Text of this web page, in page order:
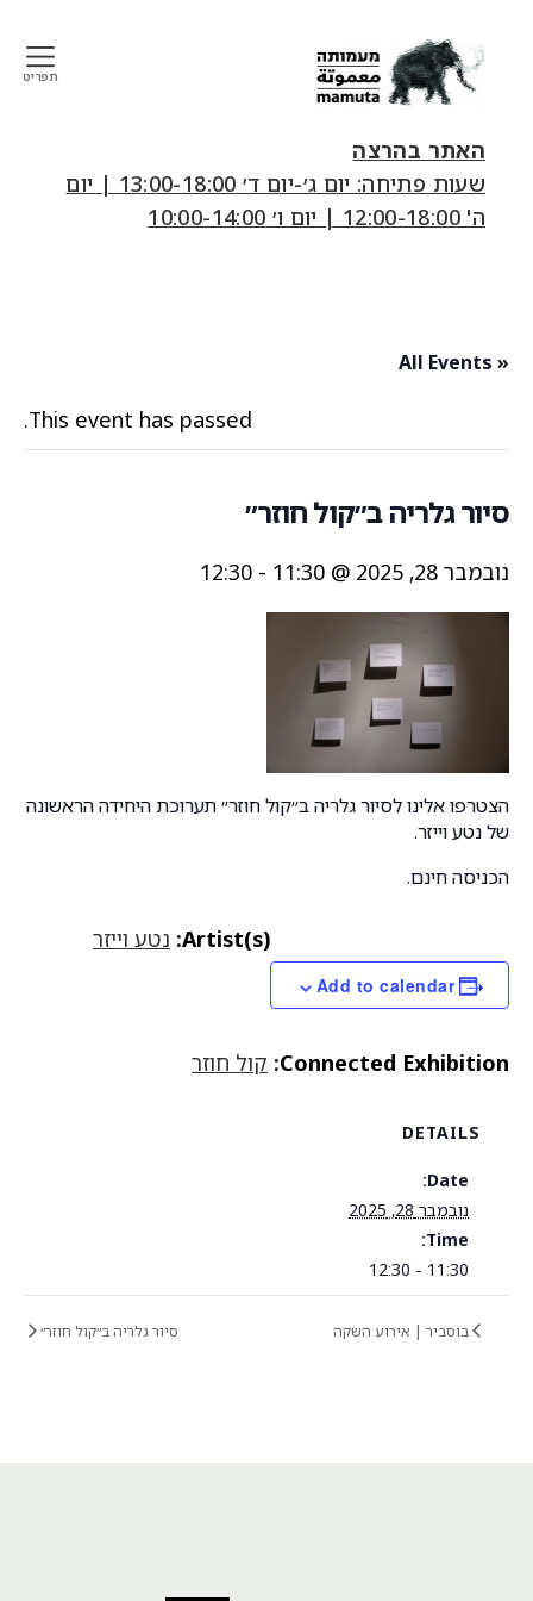
art
&
research
center
תפריט
האתר בהרצה
שעות פתיחה: יום ג׳-יום ד׳ 13:00-18:00 | יום
ה' 12:00-18:00 | יום ו׳ 10:00-14:00
« All Events
This event has passed.
סיור גלריה ב״קול חוזר״
נובמבר 28, 2025 @ 11:30 -
12:30
הצטרפו אלינו לסיור גלריה ב״קול חוזר״ תערוכת היחידה הראשונה
של נטע וייזר.
הכניסה חינם.
Add to calendar
Artist(s): נטע וייזר
Connected Exhibition: קול חוזר
DETAILS
Date:
נובמבר 28, 2025
Time:
11:30 - 12:30
בוסביר | אירוע השקה סיור גלריה ב״קול חוזר״